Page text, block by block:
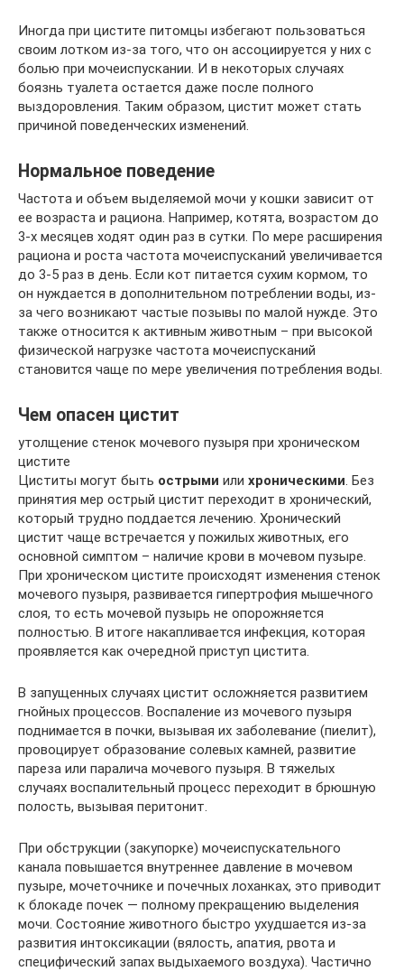
Иногда при цистите питомцы избегают пользоваться
своим лотком из-за того, что он ассоциируется у них с
болью при мочеиспускании. И в некоторых случаях
боязнь туалета остается даже после полного
выздоровления. Таким образом, цистит может стать
причиной поведенческих изменений.
Нормальное поведение
Частота и объем выделяемой мочи у кошки зависит от
ее возраста и рациона. Например, котята, возрастом до
3-х месяцев ходят один раз в сутки. По мере расширения
рациона и роста частота мочеиспусканий увеличивается
до 3-5 раз в день. Если кот питается сухим кормом, то
он нуждается в дополнительном потреблении воды, из-
за чего возникают частые позывы по малой нужде. Это
также относится к активным животным – при высокой
физической нагрузке частота мочеиспусканий
становится чаще по мере увеличения потребления воды.
Чем опасен цистит
утолщение стенок мочевого пузыря при хроническом
цистите
Циститы могут быть острыми или хроническими . Без
принятия мер острый цистит переходит в хронический,
который трудно поддается лечению. Хронический
цистит чаще встречается у пожилых животных, его
основной симптом – наличие крови в мочевом пузыре.
При хроническом цистите происходят изменения стенок
мочевого пузыря, развивается гипертрофия мышечного
слоя, то есть мочевой пузырь не опорожняется
полностью. В итоге накапливается инфекция, которая
проявляется как очередной приступ цистита.
В запущенных случаях цистит осложняется развитием
гнойных процессов. Воспаление из мочевого пузыря
поднимается в почки, вызывая их заболевание (пиелит),
провоцирует образование солевых камней, развитие
пареза или паралича мочевого пузыря. В тяжелых
случаях воспалительный процесс переходит в брюшную
полость, вызывая перитонит.
При обструкции (закупорке) мочеиспускательного
канала повышается внутреннее давление в мочевом
пузыре, мочеточнике и почечных лоханках, это приводит
к блокаде почек — полному прекращению выделения
мочи. Состояние животного быстро ухудшается из-за
развития интоксикации (вялость, апатия, рвота и
специфический запах выдыхаемого воздуха). Частично